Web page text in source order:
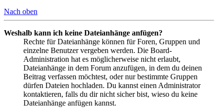
Nach oben
Weshalb kann ich keine Dateianhänge anfügen?
Rechte für Dateianhänge können für Foren, Gruppen und
einzelne Benutzer vergeben werden. Die Board-
Administration hat es möglicherweise nicht erlaubt,
Dateianhänge in dem Forum anzufügen, in dem du deinen
Beitrag verfassen möchtest, oder nur bestimmte Gruppen
dürfen Dateien hochladen. Du kannst einen Administrator
kontaktieren, falls du dir nicht sicher bist, wieso du keine
Dateianhänge anfügen kannst.